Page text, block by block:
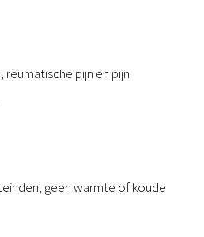
reumatische pijn en pijn
geen warmte of koude